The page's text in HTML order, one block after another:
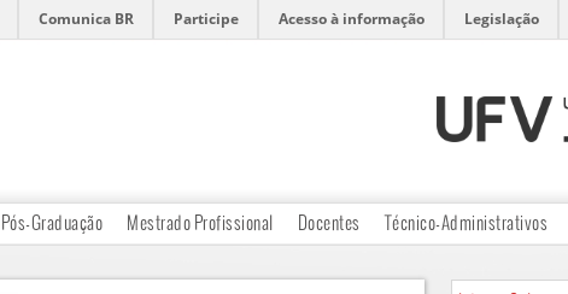
Comunica BR Participe Acesso à informação Legislação
Pós-Graduação Mestrado Profissional Docentes Técnico-Administrativos